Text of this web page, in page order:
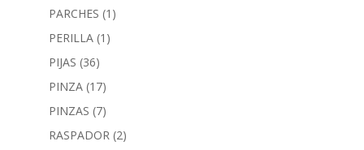
PARCHES (1)
PERILLA (1)
PIJAS (36)
PINZA (17)
PINZAS (7)
RASPADOR (2)